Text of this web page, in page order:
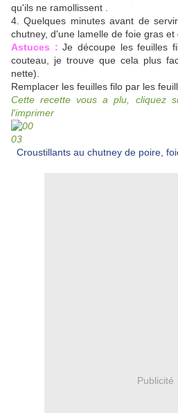
qu'ils ne ramollissent .
4. Quelques minutes avant de
chutney, d'une lamelle de foie gras et
Astuces : Je découpe les feuilles
couteau, je trouve que cela plus
nette).
Remplacer les feuilles filo par les
Cette recette vous a plu, cliquez
l'imprimer
Croustillants au chutney de poire,
Publicité